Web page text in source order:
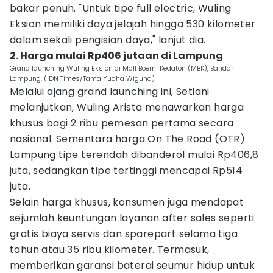
bakar penuh. "Untuk tipe full electric, Wuling
Eksion memiliki daya jelajah hingga 530 kilometer
dalam sekali pengisian daya," lanjut dia.
2. Harga mulai Rp406 jutaan di Lampung
Grand launching Wuling Eksion di Mall Boemi Kedaton (MBK), Bandar
Lampung. (IDN Times/Tama Yudha Wiguna)
Melalui ajang grand launching ini, Setiani
melanjutkan, Wuling Arista menawarkan harga
khusus bagi 2 ribu pemesan pertama secara
nasional. Sementara harga On The Road (OTR)
Lampung tipe terendah dibanderol mulai Rp406,8
juta, sedangkan tipe tertinggi mencapai Rp514
juta.
Selain harga khusus, konsumen juga mendapat
sejumlah keuntungan layanan after sales seperti
gratis biaya servis dan sparepart selama tiga
tahun atau 35 ribu kilometer. Termasuk,
memberikan garansi baterai seumur hidup untuk